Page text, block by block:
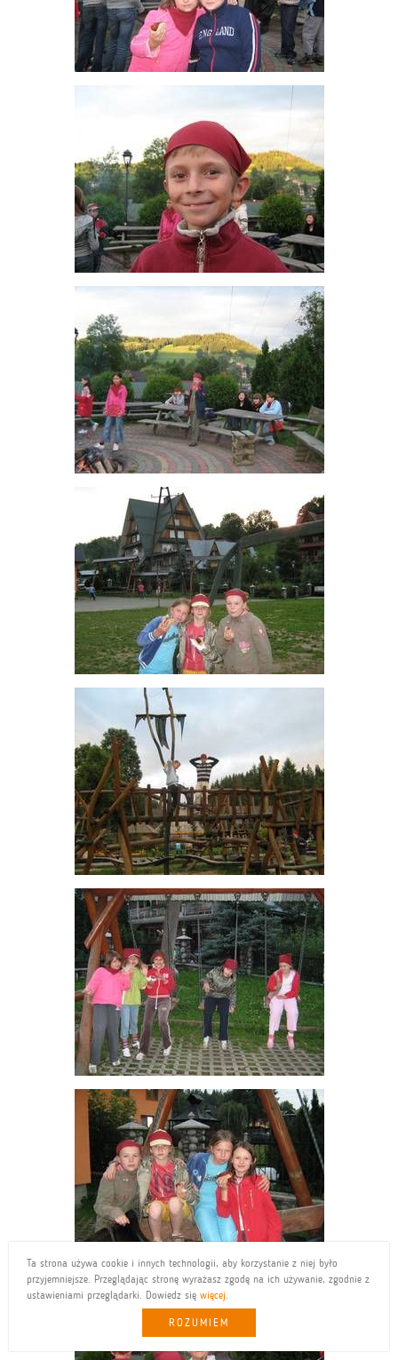
Ta strona używa cookie i innych technologii, aby korzystanie z niej było
przyjemniejsze. Przeglądając stronę wyrażasz zgodę na ich używanie, zgodnie z
ustawieniami przeglądarki. Dowiedz się więcej.
ROZUMIEM